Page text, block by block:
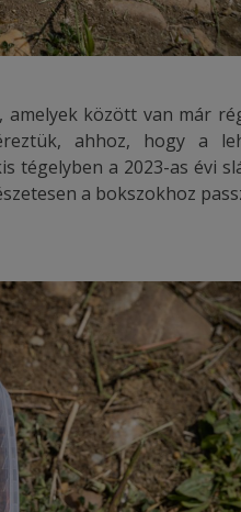
között van már
ahhoz, hogy a
tégelyben a 2023-as évi
a bokszokhoz